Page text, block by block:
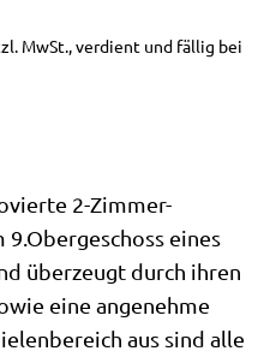
MwSt., verdient und fällig bei
2-Zimmer-
eines
überzeugt durch ihren
eine angenehme
aus sind alle